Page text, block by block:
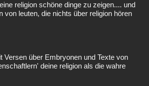
religion schöne dinge zu zeigen.... und
von leuten, die nichts über religion hören
Versen über Embryonen und Texte von
deine religion als die wahre